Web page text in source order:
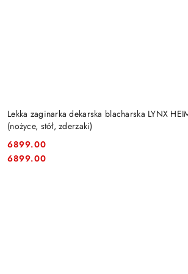
Lekka zaginarka dekarska blacharska LYNX
(nożyce, stół, zderzaki)
Cena:
6899.00
Cena:
6899.00